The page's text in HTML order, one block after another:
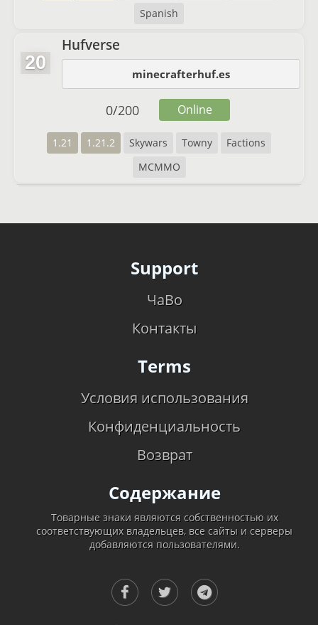
Spanish
20
Hufverse
minecrafterhuf.es
1.21 1.21.2 Skywars Towny
Factions
MCMMO
0/200 Online
Support
ЧаВо
Контакты
Terms
Условия использования
Конфиденциальность
Возврат
Содержание
Товарные знаки являются собственностью их
соответствующих владельцев, все сайты и серверы
добавляются пользователями.